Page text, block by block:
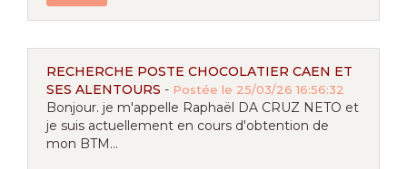
RECHERCHE POSTE CHOCOLATIER CAEN ET
SES ALENTOURS - Postée le 25/03/26 16:56:32
Bonjour. je m'appelle Raphaël DA CRUZ NETO et
je suis actuellement en cours d'obtention de
mon BTM...